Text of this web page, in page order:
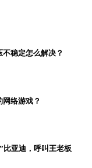
稳定怎么解决？
络游戏？
比亚迪，呼叫王老板